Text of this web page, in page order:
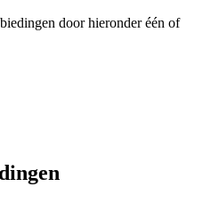
door hieronder één of